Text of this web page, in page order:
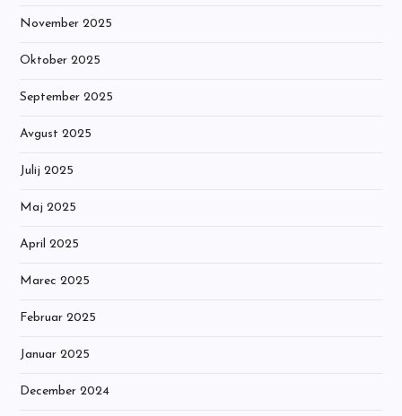
November 2025
Oktober 2025
September 2025
Avgust 2025
Julij 2025
Maj 2025
April 2025
Marec 2025
Februar 2025
Januar 2025
December 2024